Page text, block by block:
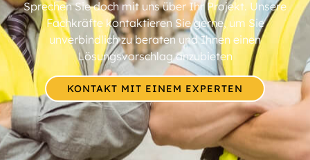
Sprechen Sie doch mit uns über Ihr Projekt. Unsere
Fachkräfte kontaktieren Sie gerne, um Sie
unverbindlich zu beraten und Ihnen einen
Lösungsvorschlag anzubieten
KONTAKT MIT EINEM EXPERTEN